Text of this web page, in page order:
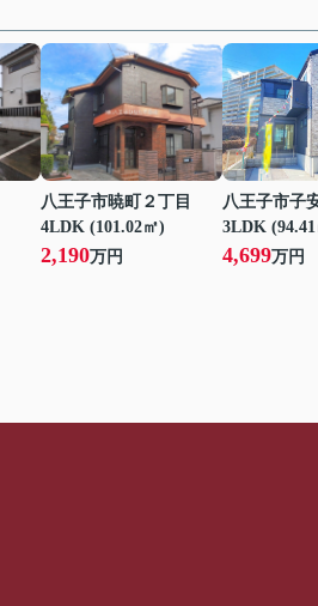
八王子市暁町２丁目
4LDK (101.02㎡)
2,190万円
八王子市子
3LDK
4,699万円